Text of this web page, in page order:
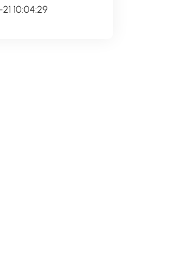
10:04:29